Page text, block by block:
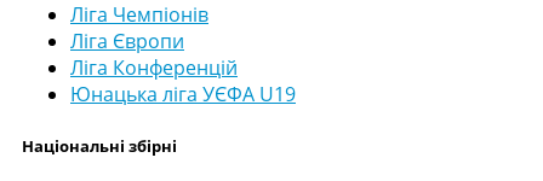
Ліга Чемпіонів
Ліга Європи
Ліга Конференцій
Юнацька ліга УЄФА U19
Національні збірні